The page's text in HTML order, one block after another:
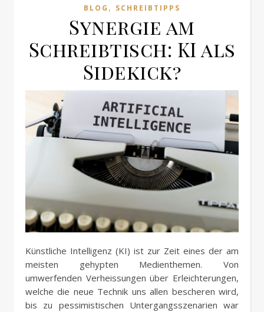
BLOG , SCHREIBTIPPS
Synergie am
Schreibtisch: KI als
Sidekick?
Künstliche Intelligenz (KI) ist zur Zeit eines der am
meisten gehypten Medienthemen. Von
umwerfenden Verheissungen über Erleichterungen,
welche die neue Technik uns allen bescheren wird,
bis zu pessimistischen Untergangsszenarien war